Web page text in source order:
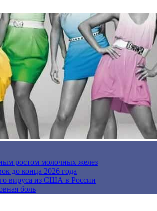
ростом молочных желез
до конца 2026 года
вируса из США в России
боль